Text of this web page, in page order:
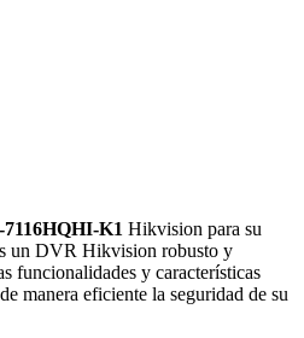
7116HQHI-K1 Hikvision para su
un DVR Hikvision robusto y
funcionalidades y características
manera eficiente la seguridad de su